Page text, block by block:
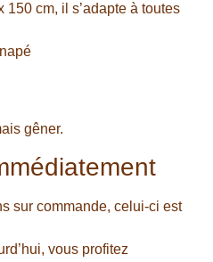
cm, il s’adapte à toutes
gêner.
sur commande, celui-ci est
vous profitez